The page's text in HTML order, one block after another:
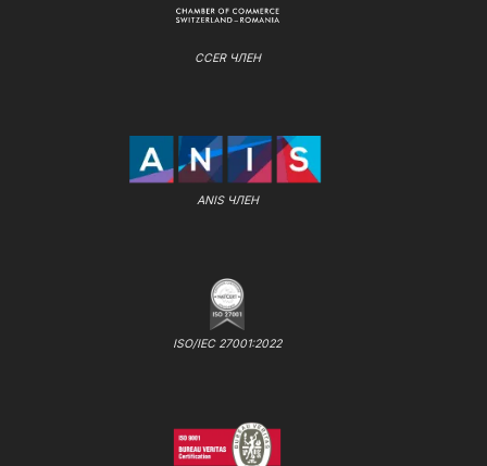
CCER ЧЛЕН
ANIS ЧЛЕН
ISO/IEC 27001:2022